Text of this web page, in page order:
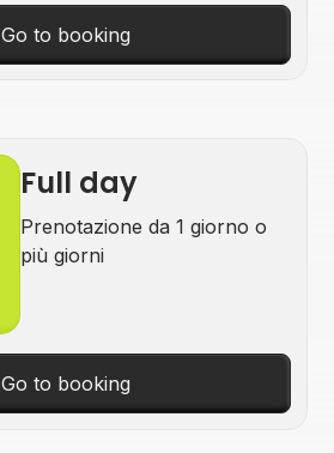
Go to booking
Full day
Prenotazione da 1 giorno o
più giorni
Go to booking